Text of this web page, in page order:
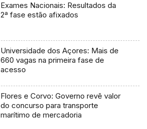
Exames Nacionais: Resultados da
2ª fase estão afixados
Universidade dos Açores: Mais de
660 vagas na primeira fase de
acesso
Flores e Corvo: Governo revê valor
do concurso para transporte
marítimo de mercadoria